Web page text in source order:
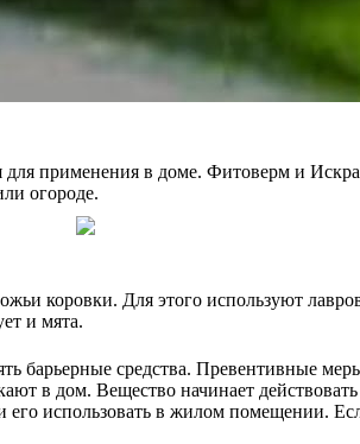
для применения в доме. Фитоверм и
огороде.
коровки. Для этого используют
и мята.
барьерные средства. Превентивные
в дом. Вещество начинает
использовать в жилом помещении.